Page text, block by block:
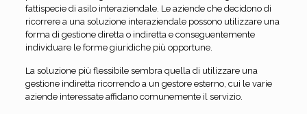
fattispecie di asilo interaziendale. Le aziende che decidono di
ricorrere a una soluzione interaziendale possono utilizzare una
forma di gestione diretta o indiretta e conseguentemente
individuare le forme giuridiche più opportune.
La soluzione più flessibile sembra quella di utilizzare una
gestione indiretta ricorrendo a un gestore esterno, cui le varie
aziende interessate affidano comunemente il servizio.